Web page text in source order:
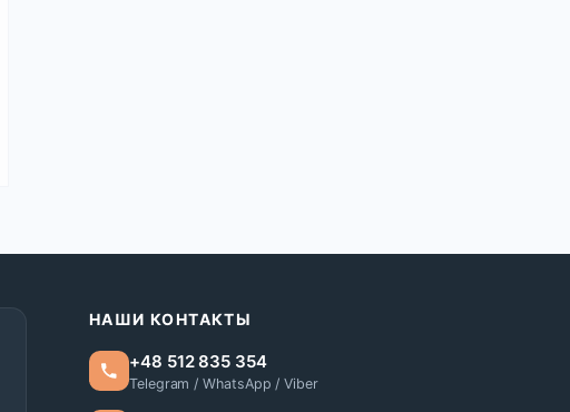
НАШИ КОНТАКТЫ
+48 512 835 354
Telegram / WhatsApp / Viber